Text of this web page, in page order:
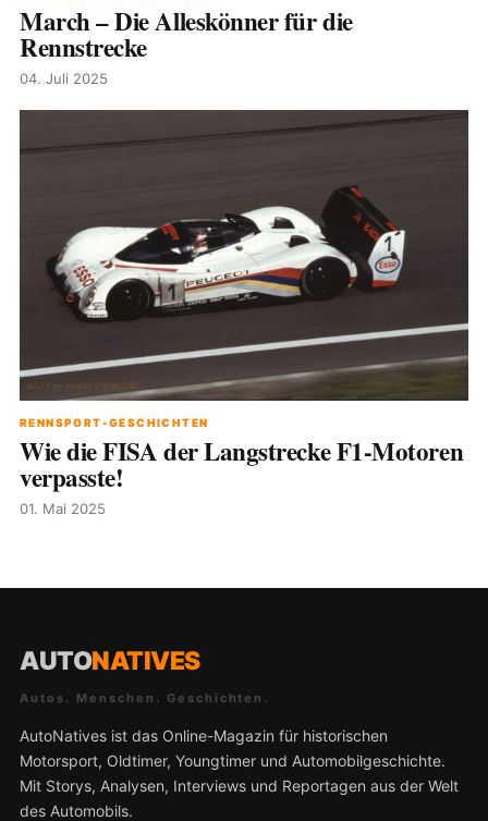
March – Die Alleskönner für die
Rennstrecke
04. Juli 2025
RENNSPORT-GESCHICHTEN
Wie die FISA der Langstrecke F1-Motoren
verpasste!
01. Mai 2025
AUTONATIVES
Autos. Menschen. Geschichten.
AutoNatives ist das Online-Magazin für historischen
Motorsport, Oldtimer, Youngtimer und Automobilgeschichte.
Mit Storys, Analysen, Interviews und Reportagen aus der Welt
des Automobils.